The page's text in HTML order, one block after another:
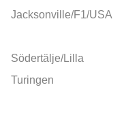
Jacksonville/F1/USA
Södertälje/Lilla
Turingen